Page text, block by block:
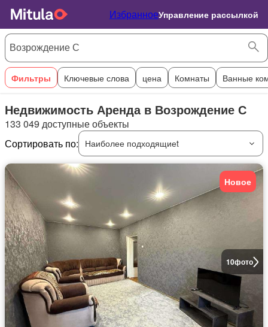
ИзбранноеУправление рассылкой
Фильтры Ключевые слова цена Комнаты Ванные
Недвижимость Аренда в Возрождение С
133 049 доступные объекты
Сортировать по:
Наиболее подходящиеt
10фото
Новое